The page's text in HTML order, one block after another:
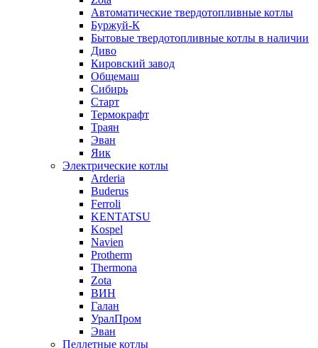
Автоматические твердотопливные котлы
Буржуй-К
Бытовые твердотопливные котлы в наличии
Диво
Кировский завод
Общемаш
Сибирь
Старт
Термокрафт
Траян
Эван
Яик
Электрические котлы
Arderia
Buderus
Ferroli
KENTATSU
Kospel
Navien
Protherm
Thermona
Zota
ВИН
Галан
УралПром
Эван
Пеллетные котлы